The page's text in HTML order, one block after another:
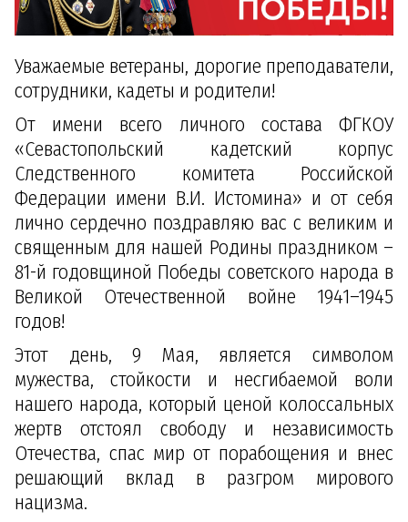
Уважаемые ветераны, дорогие преподаватели,
сотрудники, кадеты и родители!
От имени всего личного состава ФГКОУ
«Севастопольский кадетский корпус
Следственного комитета Российской
Федерации имени В.И. Истомина» и от себя
лично сердечно поздравляю вас с великим и
священным для нашей Родины праздником –
81-й годовщиной Победы советского народа в
Великой Отечественной войне 1941–1945
годов!
Этот день, 9 Мая, является символом
мужества, стойкости и несгибаемой воли
нашего народа, который ценой колоссальных
жертв отстоял свободу и независимость
Отечества, спас мир от порабощения и внес
решающий вклад в разгром мирового
нацизма.